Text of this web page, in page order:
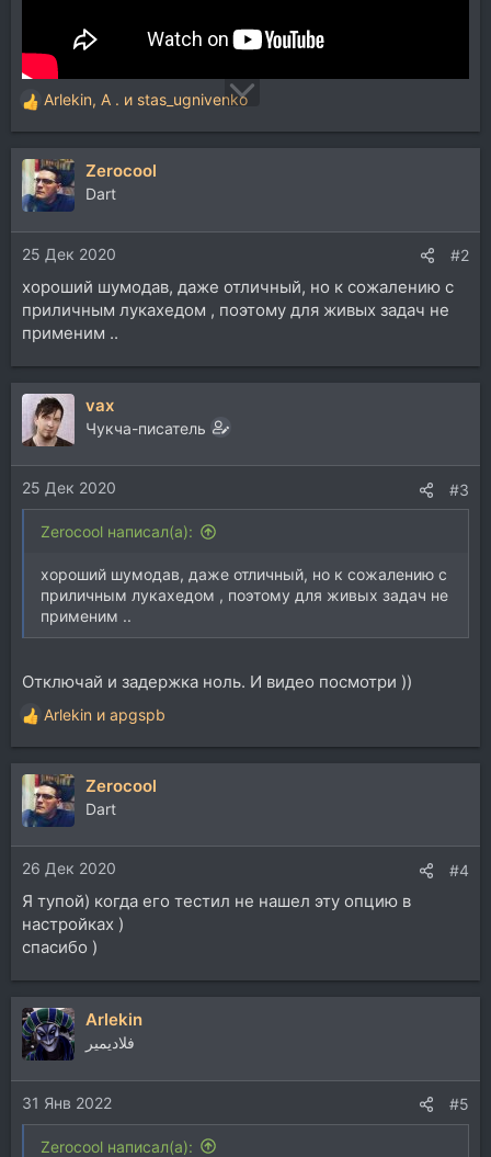
Р
е
а
к
ц
и
и
:
Arlekin, A . и stas_ugnivenko
Zerocool
Dart
25 Дек 2020 #2
хороший шумодав, даже отличный, но к сожалению с
приличным лукахедом , поэтому для живых задач не
применим ..
vax
Чукча-писатель
25 Дек 2020 #3
Zerocool написал(а):
хороший шумодав, даже отличный, но к сожалению с
приличным лукахедом , поэтому для живых задач не
применим ..
Отключай и задержка ноль. И видео посмотри ))
Р
е
а
к
ц
и
и
:
Arlekin и apgspb
Zerocool
Dart
26 Дек 2020 #4
Я тупой) когда его тестил не нашел эту опцию в
настройках )
спасибо )
Arlekin
فلاديمير
31 Янв 2022 #5
Zerocool написал(а):